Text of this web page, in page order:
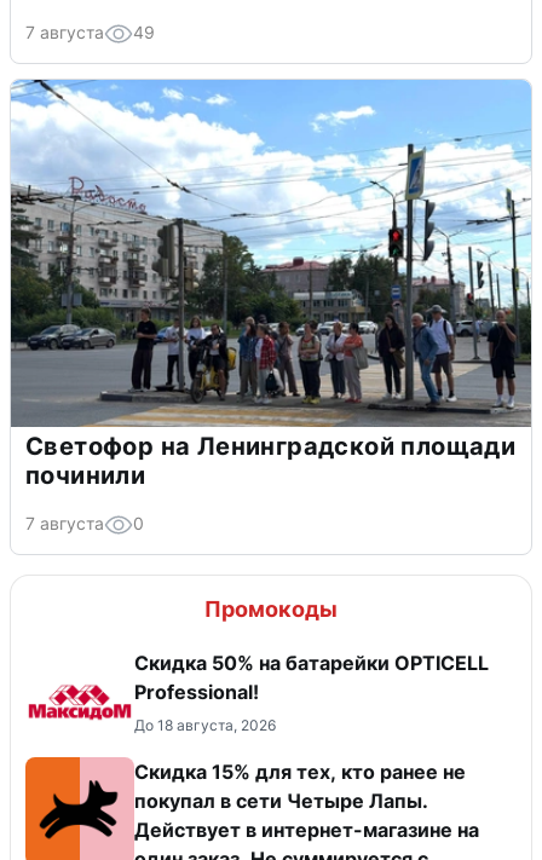
7 августа 49
Светофор на Ленинградской площади
починили
7 августа 0
Промокоды
Скидка 50% на батарейки OPTICELL
Professional!
До 18 августа, 2026
Скидка 15% для тех, кто ранее не
покупал в сети Четыре Лапы.
Действует в интернет-магазине на